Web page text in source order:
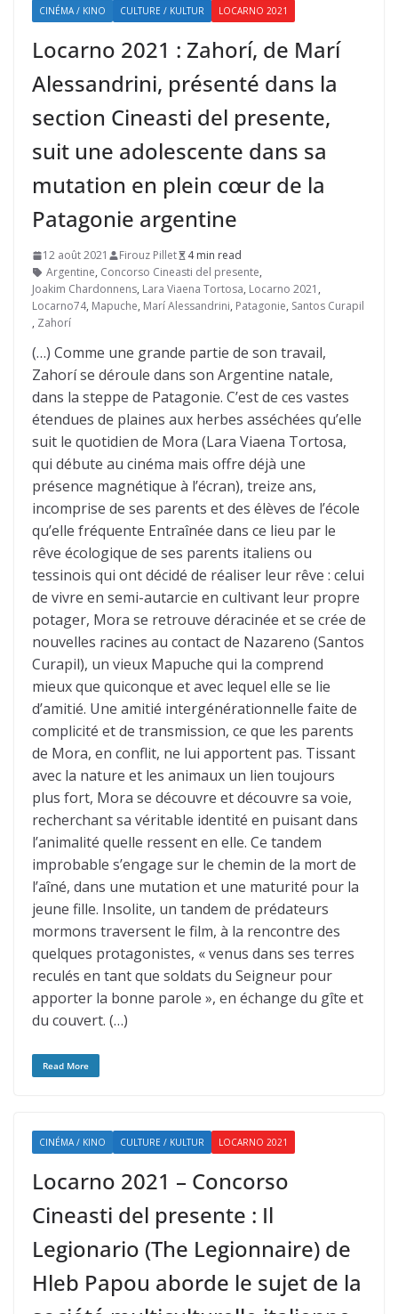
CINÉMA / KINO CULTURE / KULTUR LOCARNO 2021
Locarno 2021 : Zahorí, de Marí
Alessandrini, présenté dans la
section Cineasti del presente,
suit une adolescente dans sa
mutation en plein cœur de la
Patagonie argentine
12 août 2021 Firouz Pillet
4 min read
Argentine, Concorso Cineasti del presente,
Joakim Chardonnens, Lara Viaena Tortosa, Locarno 2021 ,
Locarno74, Mapuche, Marí Alessandrini, Patagonie, Santos Curapil
, Zahorí
(…) Comme une grande partie de son travail,
Zahorí se déroule dans son Argentine natale,
dans la steppe de Patagonie. C’est de ces vastes
étendues de plaines aux herbes asséchées qu’elle
suit le quotidien de Mora (Lara Viaena Tortosa,
qui débute au cinéma mais offre déjà une
présence magnétique à l’écran), treize ans,
incomprise de ses parents et des élèves de l’école
qu’elle fréquente Entraînée dans ce lieu par le
rêve écologique de ses parents italiens ou
tessinois qui ont décidé de réaliser leur rêve : celui
de vivre en semi-autarcie en cultivant leur propre
potager, Mora se retrouve déracinée et se crée de
nouvelles racines au contact de Nazareno (Santos
Curapil), un vieux Mapuche qui la comprend
mieux que quiconque et avec lequel elle se lie
d’amitié. Une amitié intergénérationnelle faite de
complicité et de transmission, ce que les parents
de Mora, en conflit, ne lui apportent pas. Tissant
avec la nature et les animaux un lien toujours
plus fort, Mora se découvre et découvre sa voie,
recherchant sa véritable identité en puisant dans
l’animalité quelle ressent en elle. Ce tandem
improbable s’engage sur le chemin de la mort de
l’aîné, dans une mutation et une maturité pour la
jeune fille. Insolite, un tandem de prédateurs
mormons traversent le film, à la rencontre des
quelques protagonistes, « venus dans ses terres
reculés en tant que soldats du Seigneur pour
apporter la bonne parole », en échange du gîte et
du couvert. (…)
Read More
CINÉMA / KINO CULTURE / KULTUR LOCARNO 2021
Locarno 2021 – Concorso
Cineasti del presente : Il
Legionario (The Legionnaire) de
Hleb Papou aborde le sujet de la